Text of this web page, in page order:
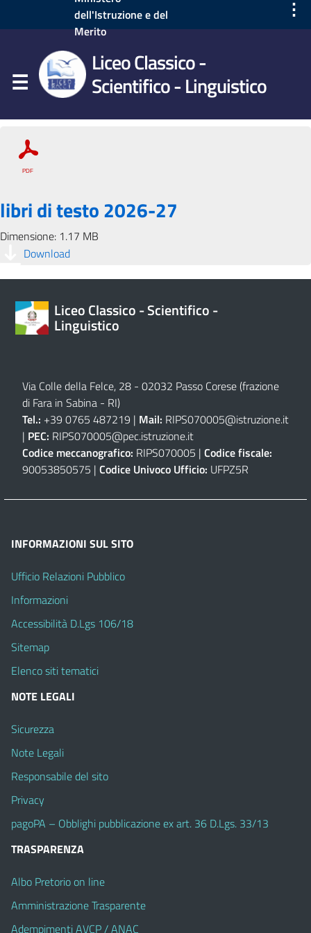
dell'Istruzione e del
Merito
⋮
Liceo Classico -
Scientifico - Linguistico
libri di testo 2026-27
Dimensione: 1.17 MB
Download
Liceo Classico - Scientifico -
Linguistico
Via Colle della Felce, 28 - 02032 Passo Corese (frazione
di Fara in Sabina - RI)
Tel.: +39 0765 487219 | Mail: RIPS070005@istruzione.it
| PEC: RIPS070005@pec.istruzione.it
Codice meccanografico: RIPS070005 | Codice fiscale:
90053850575 | Codice Univoco Ufficio: UFPZ5R
INFORMAZIONI SUL SITO
Ufficio Relazioni Pubblico
Informazioni
Accessibilità D.Lgs 106/18
Sitemap
Elenco siti tematici
NOTE LEGALI
Sicurezza
Note Legali
Responsabile del sito
Privacy
pagoPA – Obblighi pubblicazione ex art. 36 D.Lgs. 33/13
TRASPARENZA
Albo Pretorio on line
Amministrazione Trasparente
Adempimenti AVCP / ANAC